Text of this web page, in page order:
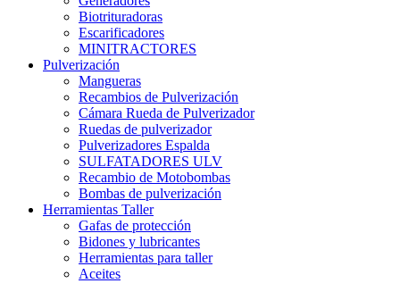
Biotrituradoras
Escarificadores
MINITRACTORES
Pulverización
Mangueras
Recambios de Pulverización
Cámara Rueda de Pulverizador
Ruedas de pulverizador
Pulverizadores Espalda
SULFATADORES ULV
Recambio de Motobombas
Bombas de pulverización
Herramientas Taller
Gafas de protección
Bidones y lubricantes
Herramientas para taller
Aceites